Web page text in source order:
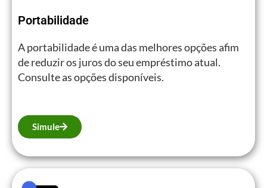
Portabilidade
A portabilidade é uma das melhores opções afim
de reduzir os juros do seu empréstimo atual.
Consulte as opções disponíveis.
Simule